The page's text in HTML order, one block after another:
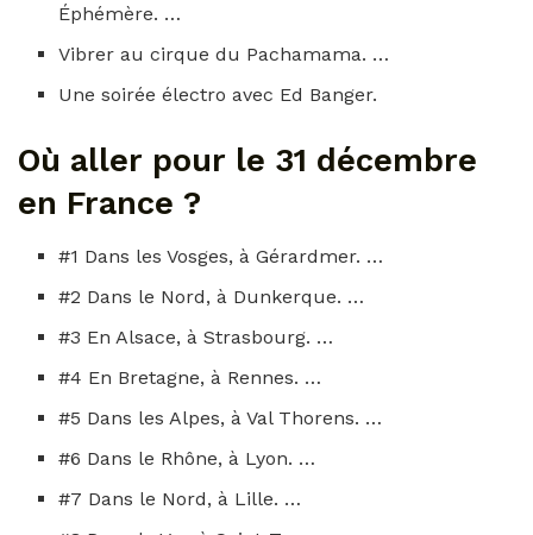
Éphémère. …
Vibrer au cirque du Pachamama. …
Une soirée électro avec Ed Banger.
Où aller pour le 31 décembre
en France ?
#1 Dans les Vosges, à Gérardmer. …
#2 Dans le Nord, à Dunkerque. …
#3 En Alsace, à Strasbourg. …
#4 En Bretagne, à Rennes. …
#5 Dans les Alpes, à Val Thorens. …
#6 Dans le Rhône, à Lyon. …
#7 Dans le Nord, à Lille. …